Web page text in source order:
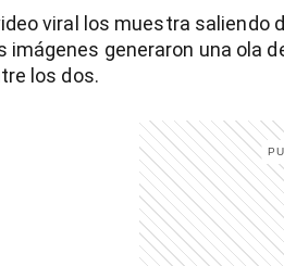
viral los muestra
imágenes generaron una ola
los dos.